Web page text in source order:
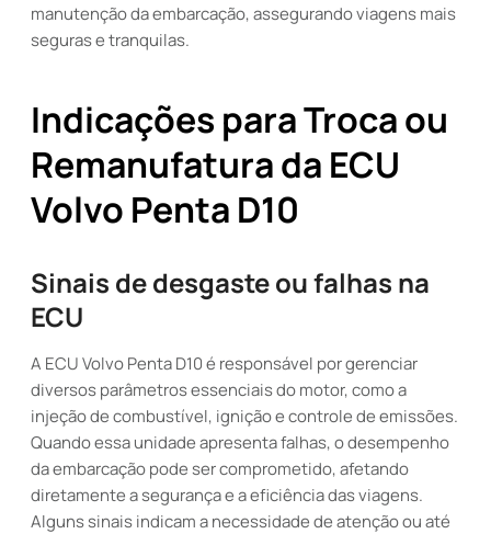
manutenção da embarcação, assegurando viagens mais
seguras e tranquilas.
Indicações para Troca ou
Remanufatura da ECU
Volvo Penta D10
Sinais de desgaste ou falhas na
ECU
A ECU Volvo Penta D10 é responsável por gerenciar
diversos parâmetros essenciais do motor, como a
injeção de combustível, ignição e controle de emissões.
Quando essa unidade apresenta falhas, o desempenho
da embarcação pode ser comprometido, afetando
diretamente a segurança e a eficiência das viagens.
Alguns sinais indicam a necessidade de atenção ou até